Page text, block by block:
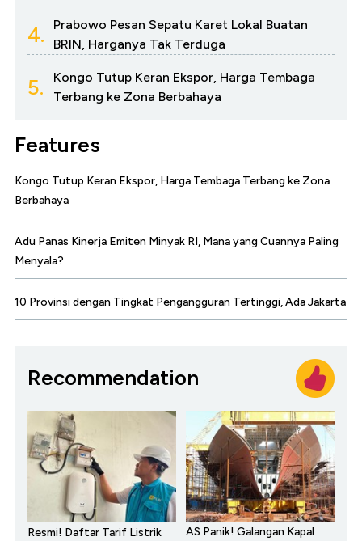
4.
Prabowo Pesan Sepatu Karet Lokal Buatan
BRIN, Harganya Tak Terduga
5.
Kongo Tutup Keran Ekspor, Harga Tembaga
Terbang ke Zona Berbahaya
Features
Kongo Tutup Keran Ekspor, Harga Tembaga Terbang ke Zona
Berbahaya
Adu Panas Kinerja Emiten Minyak RI, Mana yang Cuannya Paling
Menyala?
10 Provinsi dengan Tingkat Pengangguran Tertinggi, Ada Jakarta
Recommendation
Resmi! Daftar Tarif Listrik
AS Panik! Galangan Kapal